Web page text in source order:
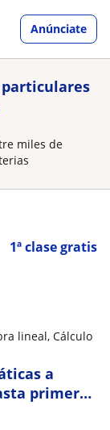
Anúnciate
particulares
miles de
1ª clase gratis
lineal, Cálculo
a
primer